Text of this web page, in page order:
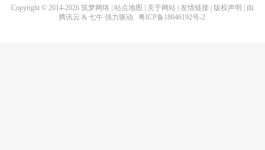
Copyright © 2014-2026 筑梦网络 站点地图 关于网站 友情链接 版权声明
| 由
腾讯云 & 七牛强力驱动 粤ICP备18046192号-2